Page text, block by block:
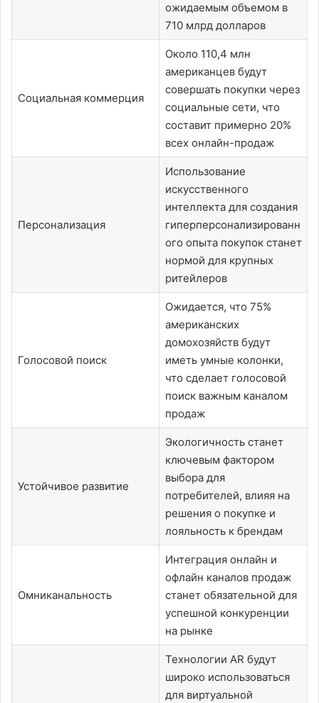
ожидаемым объемом в
710 млрд долларов
Социальная коммерция
Около 110,4 млн
американцев будут
совершать покупки через
социальные сети, что
составит примерно 20%
всех онлайн-продаж
Персонализация
Использование
искусственного
интеллекта для создания
гиперперсонализированн
ого опыта покупок станет
нормой для крупных
ритейлеров
Голосовой поиск
Ожидается, что 75%
американских
домохозяйств будут
иметь умные колонки,
что сделает голосовой
поиск важным каналом
продаж
Устойчивое развитие
Экологичность станет
ключевым фактором
выбора для
потребителей, влияя на
решения о покупке и
лояльность к брендам
Омниканальность
Интеграция онлайн и
офлайн каналов продаж
станет обязательной для
успешной конкуренции
на рынке
Технологии AR будут
широко использоваться
для виртуальной